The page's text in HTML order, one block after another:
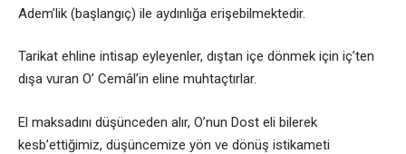
Adem’lik (başlangıç) ile aydınlığa erişebilmektedir.
Tarikat ehline intisap eyleyenler, dıştan içe dönmek için iç’ten
dışa vuran O’ Cemâl’in eline muhtaçtırlar.
El maksadını düşünceden alır, O’nun Dost eli bilerek
kesb’ettiğimiz, düşüncemize yön ve dönüş istikameti